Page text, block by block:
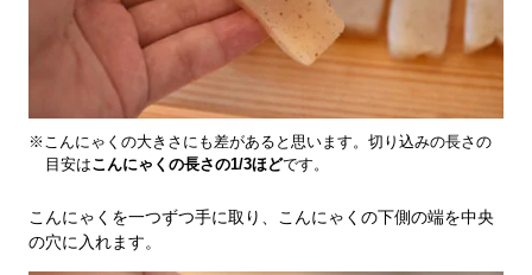
※こんにゃくの大きさにも差があると思います。切り込みの長さの
目安はこんにゃくの長さの1/3ほどです。
こんにゃくを一つずつ手に取り、こんにゃくの下側の端を中央
の穴に入れます。